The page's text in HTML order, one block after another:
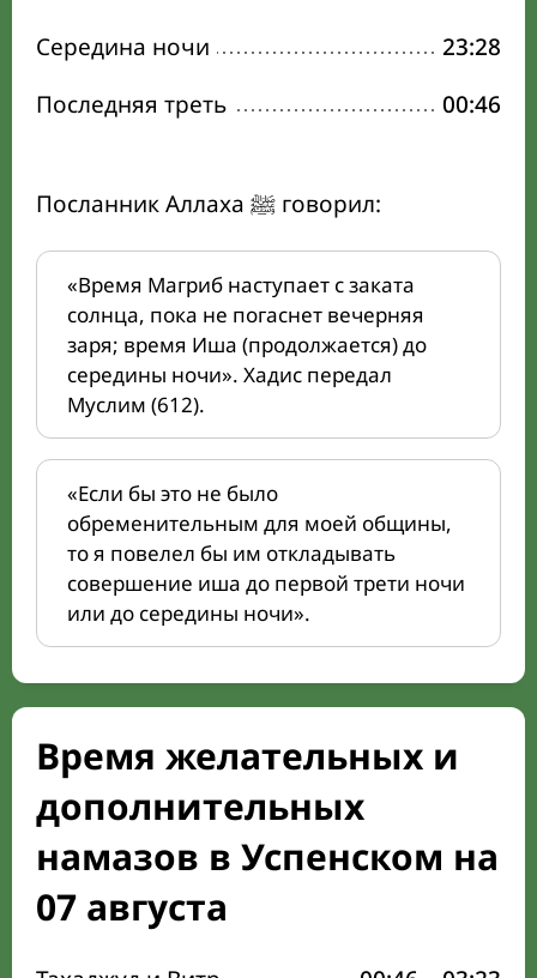
Середина ночи
23:28
Последняя треть
00:46
Посланник Аллаха ﷺ говорил:
«Время Магриб наступает с заката
солнца, пока не погаснет вечерняя
заря; время Иша (продолжается) до
середины ночи». Хадис передал
Муслим (612).
«Если бы это не было
обременительным для моей общины,
то я повелел бы им откладывать
совершение иша до первой трети ночи
или до середины ночи».
Время желательных и
дополнительных
намазов в Успенском на
07 августа